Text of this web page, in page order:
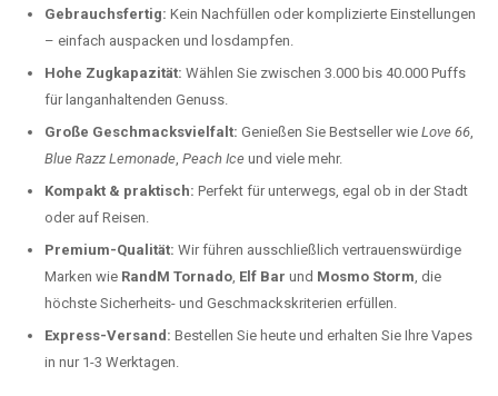
Gebrauchsfertig: Kein Nachfüllen oder komplizierte Einstellungen
– einfach auspacken und losdampfen.
Hohe Zugkapazität: Wählen Sie zwischen 3.000 bis 40.000 Puffs
für langanhaltenden Genuss.
Große Geschmacksvielfalt: Genießen Sie Bestseller wie Love 66,
Blue Razz Lemonade, Peach Ice und viele mehr.
Kompakt & praktisch: Perfekt für unterwegs, egal ob in der Stadt
oder auf Reisen.
Premium-Qualität: Wir führen ausschließlich vertrauenswürdige
Marken wie RandM Tornado, Elf Bar und Mosmo Storm, die
höchste Sicherheits- und Geschmackskriterien erfüllen.
Express-Versand: Bestellen Sie heute und erhalten Sie Ihre Vapes
in nur 1-3 Werktagen.